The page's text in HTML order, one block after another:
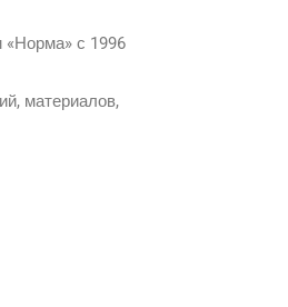
«Норма» с 1996
материалов,